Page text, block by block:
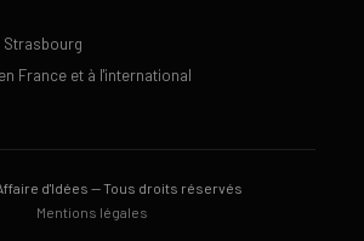
Strasbourg
France et à l'international
d'Idées — Tous droits réservés
Mentions légales